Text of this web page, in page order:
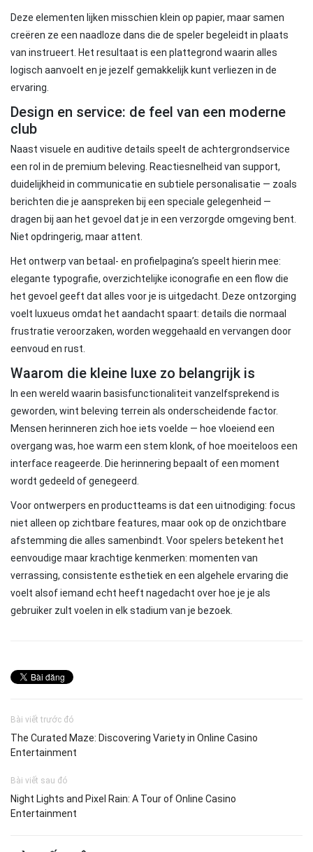
Deze elementen lijken misschien klein op papier, maar samen
creëren ze een naadloze dans die de speler begeleidt in plaats
van instrueert. Het resultaat is een plattegrond waarin alles
logisch aanvoelt en je jezelf gemakkelijk kunt verliezen in de
ervaring.
Design en service: de feel van een moderne
club
Naast visuele en auditive details speelt de achtergrondservice
een rol in de premium beleving. Reactiesnelheid van support,
duidelijkheid in communicatie en subtiele personalisatie — zoals
berichten die je aanspreken bij een speciale gelegenheid —
dragen bij aan het gevoel dat je in een verzorgde omgeving bent.
Niet opdringerig, maar attent.
Het ontwerp van betaal- en profielpagina’s speelt hierin mee:
elegante typografie, overzichtelijke iconografie en een flow die
het gevoel geeft dat alles voor je is uitgedacht. Deze ontzorging
voelt luxueus omdat het aandacht spaart: details die normaal
frustratie veroorzaken, worden weggehaald en vervangen door
eenvoud en rust.
Waarom die kleine luxe zo belangrijk is
In een wereld waarin basisfunctionaliteit vanzelfsprekend is
geworden, wint beleving terrein als onderscheidende factor.
Mensen herinneren zich hoe iets voelde — hoe vloeiend een
overgang was, hoe warm een stem klonk, of hoe moeiteloos een
interface reageerde. Die herinnering bepaalt of een moment
wordt gedeeld of genegeerd.
Voor ontwerpers en productteams is dat een uitnodiging: focus
niet alleen op zichtbare features, maar ook op de onzichtbare
afstemming die alles samenbindt. Voor spelers betekent het
eenvoudige maar krachtige kenmerken: momenten van
verrassing, consistente esthetiek en een algehele ervaring die
voelt alsof iemand echt heeft nagedacht over hoe je je als
gebruiker zult voelen in elk stadium van je bezoek.
Bài viết trước đó
The Curated Maze: Discovering Variety in Online Casino
Entertainment
Bài viết sau đó
Night Lights and Pixel Rain: A Tour of Online Casino
Entertainment